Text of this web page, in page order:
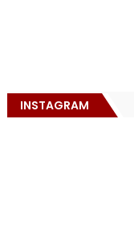
INSTAGRAM